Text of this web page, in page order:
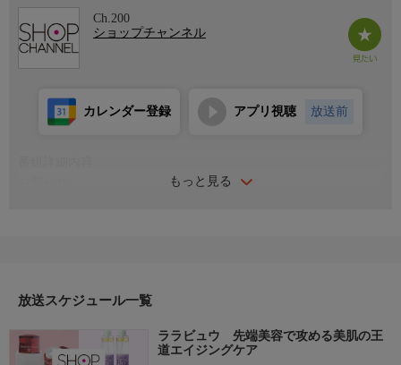
Ch.200
ショップチャンネル
もっと見る
カレンダー登録 アプリ視聴 放送前
＊ライブ放送につき、番組および商品内容に変更が生じる場合も
ＨＰ：https://www.shopch.jp
放送スケジュール一覧
ララビュウ 先端美容で攻める美肌の王
道エイジングケア